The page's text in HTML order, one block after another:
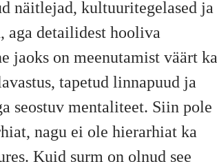
näitlejad, kultuuritegelased ja
aga detailidest hooliva
jaoks on meenutamist väärt ka
tapetud linnapuud ja
seostuv mentaliteet. Siin pole
nagu ei ole hierarhiat ka
Kuid surm on olnud see